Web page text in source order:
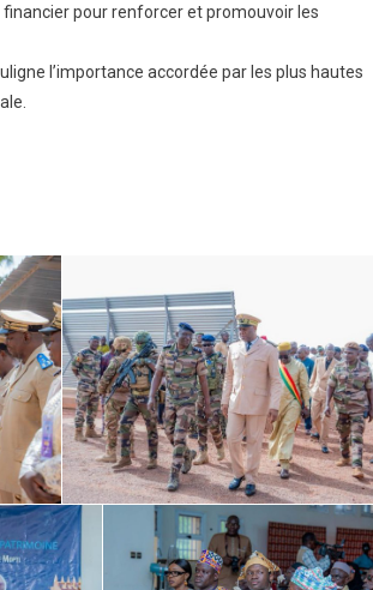
financier pour renforcer et promouvoir les
l’importance accordée par les plus hautes